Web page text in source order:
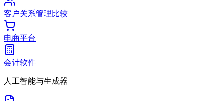
客户关系管理比较
电商平台
会计软件
人工智能与生成器